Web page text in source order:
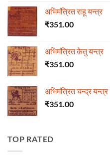
अभिमंत्रित राहू यन्त्र
₹351.00
अभिमंत्रित केतु यन्त्र
₹351.00
अभिमंत्रित चन्द्र यन्त्र
₹351.00
TOP RATED